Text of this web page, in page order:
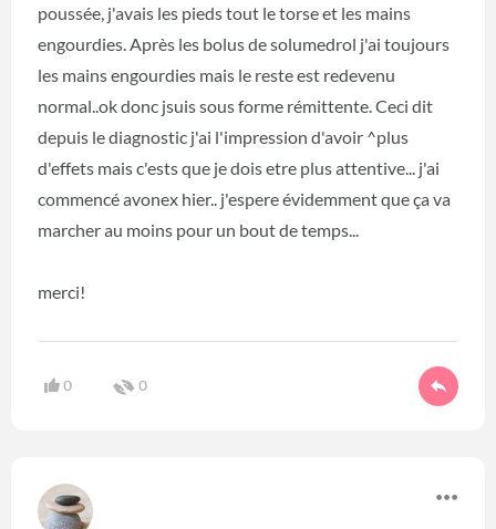
poussée, j'avais les pieds tout le torse et les mains
engourdies. Après les bolus de solumedrol j'ai toujours
les mains engourdies mais le reste est redevenu
normal..ok donc jsuis sous forme rémittente. Ceci dit
depuis le diagnostic j'ai l'impression d'avoir ^plus
d'effets mais c'ests que je dois etre plus attentive... j'ai
commencé avonex hier.. j'espere évidemment que ça va
marcher au moins pour un bout de temps...
merci!
0 0